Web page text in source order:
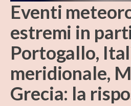
Eventi
estremi in
Portogallo,
meridionale,
Grecia: la